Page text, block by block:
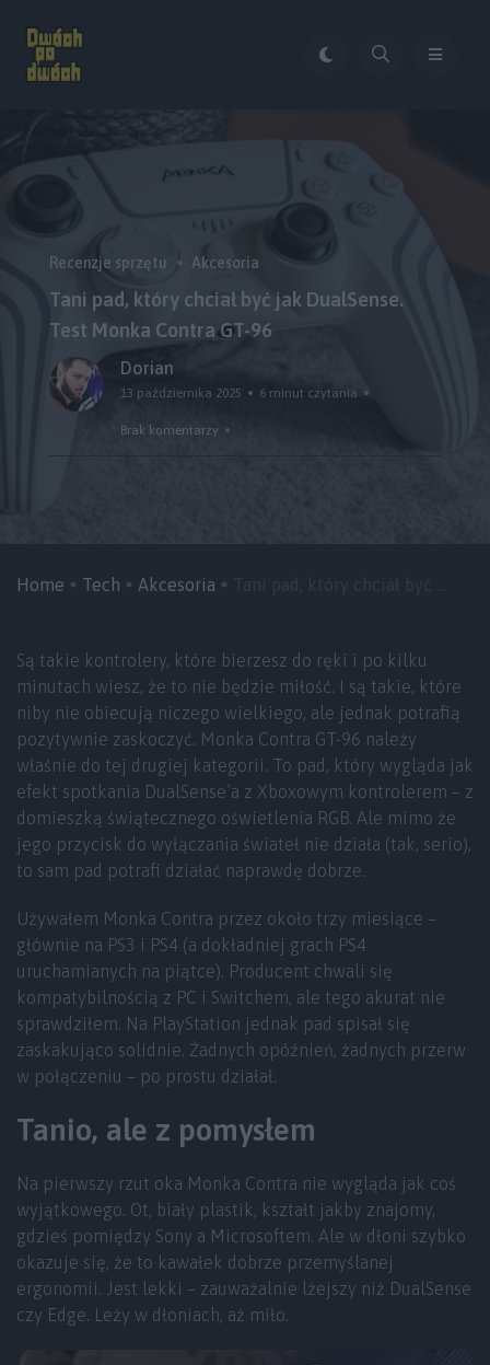
Recenzje sprzętu Akcesoria
Tani pad, który chciał być jak DualSense.
Test Monka Contra GT-96
Dorian
13 października 2025 6 minut czytania
Brak komentarzy
Home Tech Akcesoria
Są takie kontrolery, które bierzesz do ręki i po kilku
minutach wiesz, że to nie będzie miłość. I są takie, które
niby nie obiecują niczego wielkiego, ale jednak potrafią
pozytywnie zaskoczyć. Monka Contra GT-96 należy
właśnie do tej drugiej kategorii. To pad, który wygląda jak
efekt spotkania DualSense’a z Xboxowym kontrolerem – z
domieszką świątecznego oświetlenia RGB. Ale mimo że
jego przycisk do wyłączania świateł nie działa (tak, serio),
to sam pad potrafi działać naprawdę dobrze.
Używałem Monka Contra przez około trzy miesiące –
głównie na PS3 i PS4 (a dokładniej grach PS4
uruchamianych na piątce). Producent chwali się
kompatybilnością z PC i Switchem, ale tego akurat nie
sprawdziłem. Na PlayStation jednak pad spisał się
zaskakująco solidnie. Żadnych opóźnień, żadnych przerw
w połączeniu – po prostu działał.
Tanio, ale z pomysłem
Na pierwszy rzut oka Monka Contra nie wygląda jak coś
wyjątkowego. Ot, biały plastik, kształt jakby znajomy,
gdzieś pomiędzy Sony a Microsoftem. Ale w dłoni szybko
okazuje się, że to kawałek dobrze przemyślanej
ergonomii. Jest lekki – zauważalnie lżejszy niż DualSense
czy Edge. Leży w dłoniach, aż miło.